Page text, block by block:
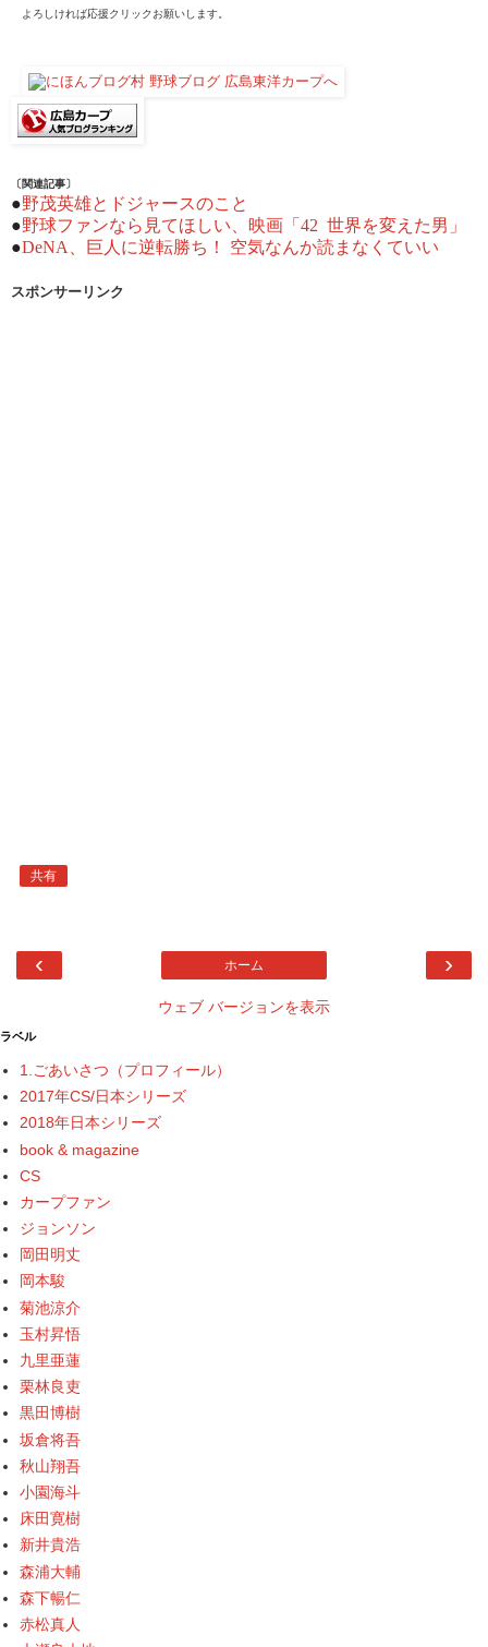
よろしければ応援クリックお願いします。
〔関連記事〕
●野茂英雄とドジャースのこと
●野球ファンなら見てほしい、映画「42 世界を変えた男」
●DeNA、巨人に逆転勝ち！ 空気なんか読まなくていい
スポンサーリンク
共有
‹ ›
ホーム
ウェブ バージョンを表示
ラベル
1.ごあいさつ（プロフィール）
2017年CS/日本シリーズ
2018年日本シリーズ
book & magazine
CS
カープファン
ジョンソン
岡田明丈
岡本駿
菊池涼介
玉村昇悟
九里亜蓮
栗林良吏
黒田博樹
坂倉将吾
秋山翔吾
小園海斗
床田寛樹
新井貴浩
森浦大輔
森下暢仁
赤松真人